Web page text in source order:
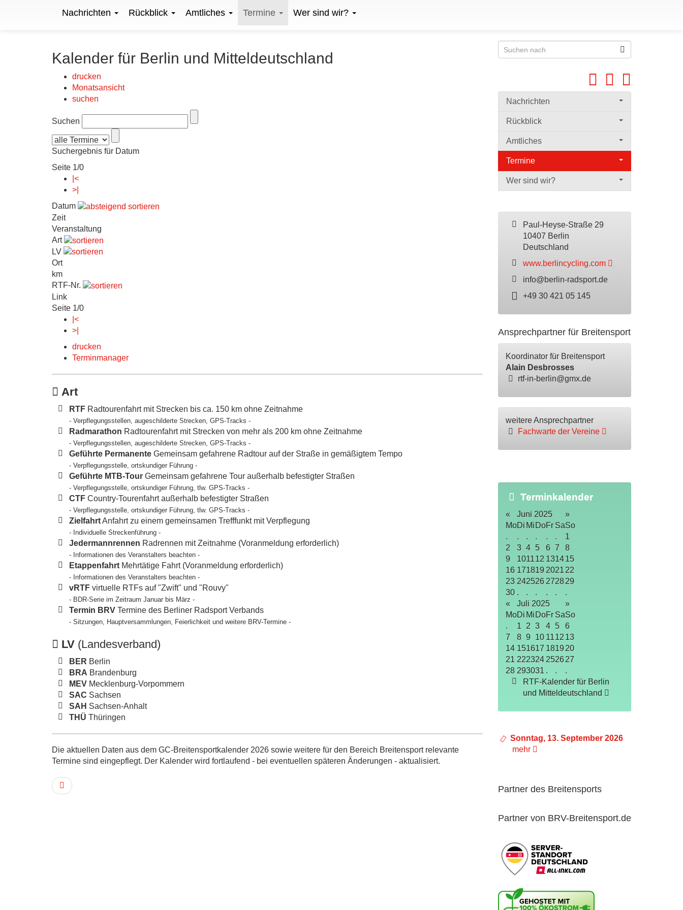
Nachrichten Rückblick Amtliches Termine Wer sind wir?
Kalender für Berlin und Mitteldeutschland
drucken
Monatsansicht
suchen
Suchen
Suchergebnis für Datum
Seite 1/0
|<
>|
Datum
Zeit
Veranstaltung
Art
LV
Ort
km
RTF-Nr.
Link
Seite 1/0
|<
>|
drucken
Terminmanager
Art
RTF Radtourenfahrt mit Strecken bis ca. 150 km ohne Zeitnahme
- Verpflegungsstellen, augeschilderte Strecken, GPS-Tracks -
Radmarathon Radtourenfahrt mit Strecken von mehr als 200 km ohne Zeitnahme
- Verpflegungsstellen, augeschilderte Strecken, GPS-Tracks -
Geführte Permanente Gemeinsam gefahrene Radtour auf der Straße in gemäßigtem Tempo
- Verpflegungsstelle, ortskundiger Führung -
Geführte MTB-Tour Gemeinsam gefahrene Tour außerhalb befestigter Straßen
- Verpflegungsstelle, ortskundiger Führung, tlw. GPS-Tracks -
CTF Country-Tourenfahrt außerhalb befestigter Straßen
- Verpflegungsstelle, ortskundiger Führung, tlw. GPS-Tracks -
ZielfahrtAnfahrt zu einem gemeinsamen Trefffunkt mit Verpflegung
- Individuelle Streckenführung -
Jedermannrennen Radrennen mit Zeitnahme (Voranmeldung erforderlich)
- Informationen des Veranstalters beachten -
Etappenfahrt Mehrtätige Fahrt (Voranmeldung erforderlich)
- Informationen des Veranstalters beachten -
vRTF virtuelle RTFs auf "Zwift" und "Rouvy"
- BDR-Serie im Zeitraum Januar bis März -
Termin BRV Termine des Berliner Radsport Verbands
- Sitzungen, Hauptversammlungen, Feierlichkeit und weitere BRV-Termine -
LV (Landesverband)
BER Berlin
BRA Brandenburg
MEV Mecklenburg-Vorpommern
SAC Sachsen
SAH Sachsen-Anhalt
THÜ Thüringen
Die aktuellen Daten aus dem GC-Breitensportkalender 2026 sowie weitere für den Bereich Breitensport relevante
Termine sind eingepflegt. Der Kalender wird fortlaufend - bei eventuellen späteren Änderungen - aktualisiert.
Nachrichten
Rückblick
Amtliches
Termine
Wer sind wir?
Paul-Heyse-Straße 29
10407 Berlin
Deutschland
www.berlincycling.com
info@berlin-radsport.de
+49 30 421 05 145
Ansprechpartner für Breitensport
Koordinator für Breitensport
Alain Desbrosses
rtf-in-berlin@gmx.de
weitere Ansprechpartner
Fachwarte der Vereine
Terminkalender
« Juni 2025
»
MoDi Mi DoFr SaSo
.
. . . . .
1
2
3 4 5 6 7
8
9
101112 1314 15
16 171819 2021 22
23 242526 2728 29
30 . . . . .
.
«
Juli 2025
»
MoDi Mi DoFr SaSo
.
1 2 3 4 5
6
7
8 9 10 1112 13
14 151617 1819 20
21 222324 2526 27
28 293031 . .
.
RTF-Kalender für Berlin
und Mitteldeutschland
Sonntag, 13. September 2026
mehr
Partner des Breitensports
Partner von BRV-Breitensport.de